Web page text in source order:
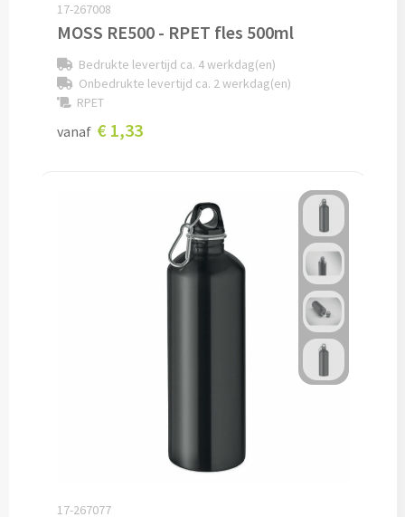
Linialen bedrukken
Muismatten bedrukken
Papier- & Memohouders bedrukken
Pennenhouders bedrukken
Overige bureau artikelen
Automatische paraplu's bedrukken
Stormparaplu's bedrukken
17-267008
MOSS RE500 - RPET fles 500ml
Bedrukte levertijd ca. 4 werkdag(en)
Onbedrukte levertijd ca. 2 werkdag(en)
RPET
vanaf € 1,33
17-267077